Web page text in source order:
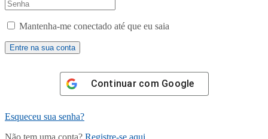
Mantenha-me conectado até que eu saia
Continuar com Google
Esqueceu sua senha?